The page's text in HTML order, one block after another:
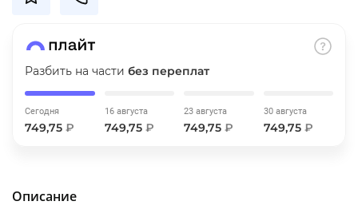
Разбить на части без переплат
Сегодня
749,75 ₽
16 августа
749,75 ₽
23 августа
749,75 ₽
30 августа
749,75 ₽
Описание
8 800 302-02-51